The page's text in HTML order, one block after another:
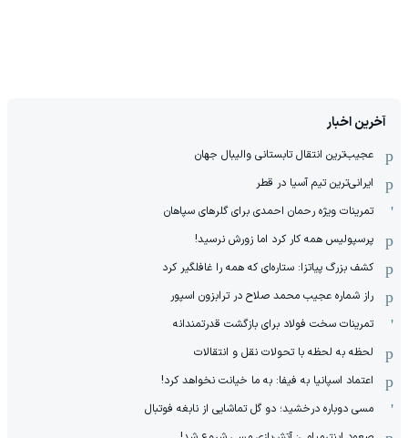
آخرین اخبار
عجیب‌ترین انتقال تابستانی والیبال جهان
ایرانی‌ترین تیم آسیا در قطر
تمرینات ویژه رحمان احمدی برای گلرهای سپاهان
پرسپولیس همه کار کرد اما زورش نرسید!
کشف بزرگ پیاتزا: ستاره‌ای که همه را غافلگیر کرد
راز شماره عجیب محمد صلاح در ترابزون اسپور
تمرینات سخت فولاد برای بازگشت قدرتمندانه
لحظه به لحظه با تحولات نقل و انتقالات
اعتماد اسپانیا به فیفا: به ما خیانت نخواهد کرد!
مسی دوباره درخشید؛ دو گل تماشایی از نابغه فوتبال